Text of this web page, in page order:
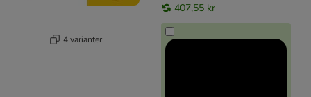
4 varianter
407,55 kr